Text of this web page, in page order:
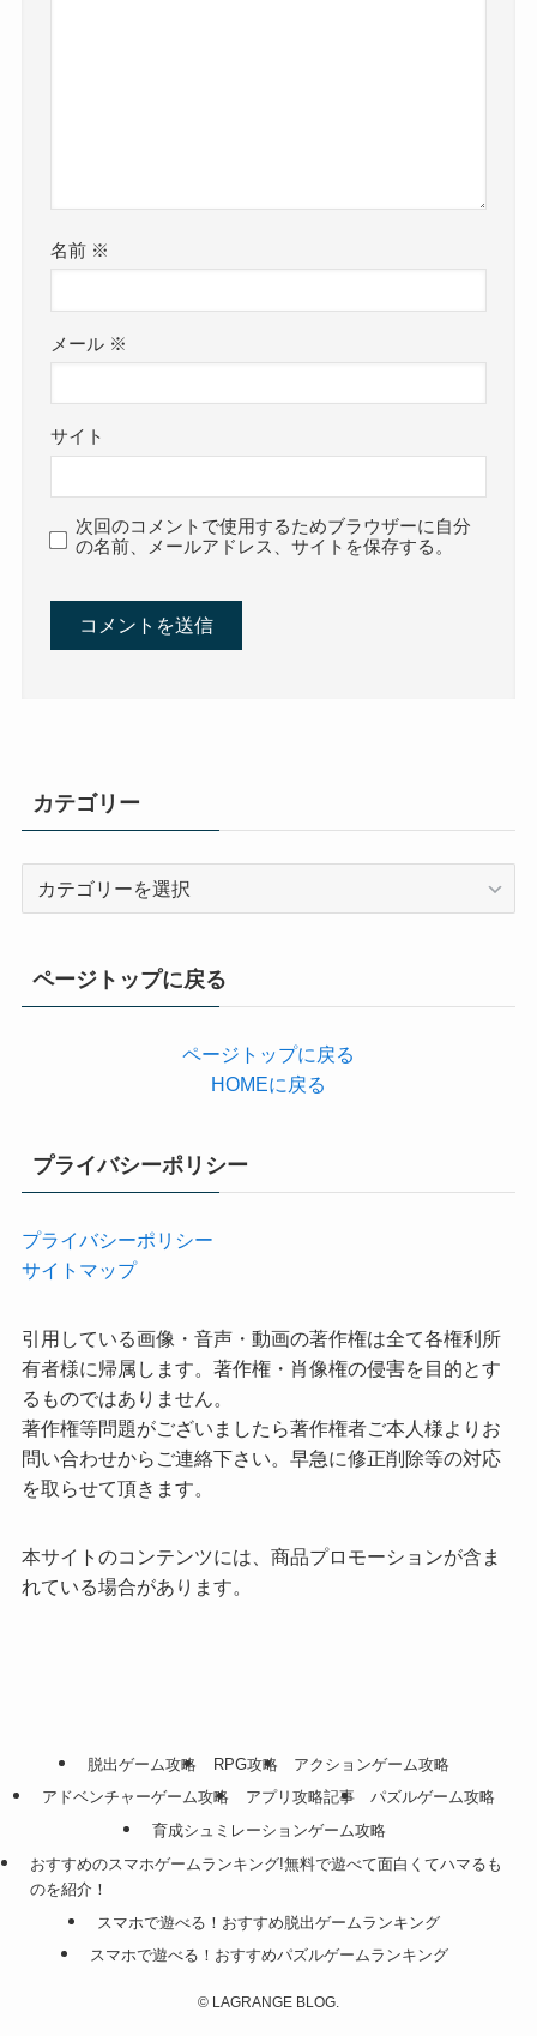
名前 ※
メール ※
サイト
次回のコメントで使用するためブラウザーに自分
の名前、メールアドレス、サイトを保存する。
カテゴリー
ページトップに戻る
ページトップに戻る
HOMEに戻る
プライバシーポリシー
プライバシーポリシー
サイトマップ
引用している画像・音声・動画の著作権は全て各権利所
有者様に帰属します。著作権・肖像権の侵害を目的とす
るものではありません。
著作権等問題がございましたら著作権者ご本人様よりお
問い合わせからご連絡下さい。早急に修正削除等の対応
を取らせて頂きます。
本サイトのコンテンツには、商品プロモーションが含ま
れている場合があります。
脱出ゲーム攻略 RPG攻略
アクションゲーム攻略
アドベンチャーゲーム攻略
アプリ攻略記事
パズルゲーム攻略
育成シュミレーションゲーム攻略
おすすめのスマホゲームランキング!無料で遊べて面白くてハマるも
のを紹介！
スマホで遊べる！おすすめ脱出ゲームランキング
スマホで遊べる！おすすめパズルゲームランキング
© LAGRANGE BLOG.